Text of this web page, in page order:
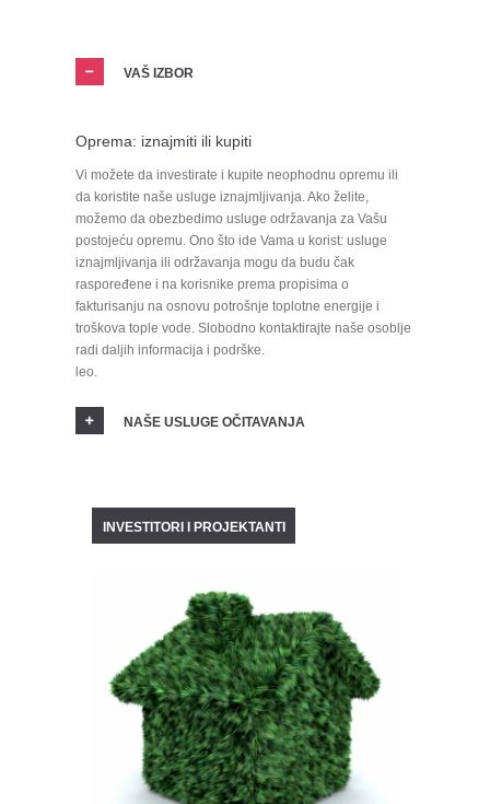
VAŠ IZBOR
Oprema: iznajmiti ili kupiti
Vi možete da investirate i kupite neophodnu opremu ili
da koristite naše usluge iznajmljivanja. Ako želite,
možemo da obezbedimo usluge održavanja za Vašu
postojeću opremu. Ono što ide Vama u korist: usluge
iznajmljivanja ili održavanja mogu da budu čak
raspoređene i na korisnike prema propisima o
fakturisanju na osnovu potrošnje toplotne energije i
troškova tople vode. Slobodno kontaktirajte naše osoblje
radi daljih informacija i podrške.
leo.
NAŠE USLUGE OČITAVANJA
INVESTITORI I PROJEKTANTI